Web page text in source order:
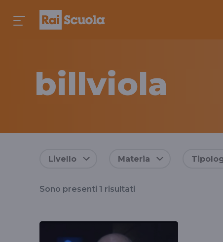
billviola
tag
Livello Materia
Sono presenti 1 risultati